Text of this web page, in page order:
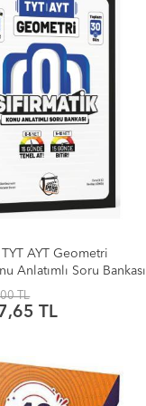
AYT Geometri
Anlatımlı Soru Bankası
TL
TL